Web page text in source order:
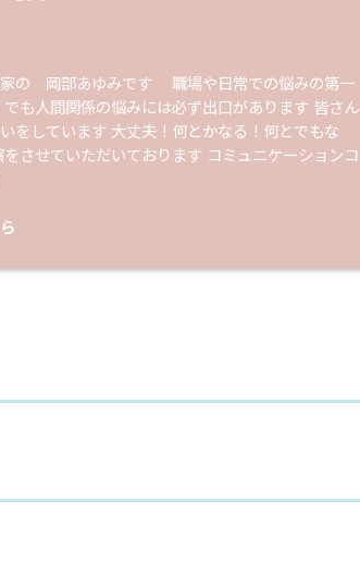
家の 岡部あゆみです 職場や日常での悩みの第一
も人間関係の悩みには必ず出口があります 皆さん
をしています 大丈夫！何とかなる！何とでもな
させていただいております コミュニケーションコ